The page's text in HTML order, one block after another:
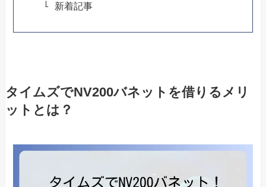
新着記事
タイムズでNV200バネットを借りるメリ
ットとは？